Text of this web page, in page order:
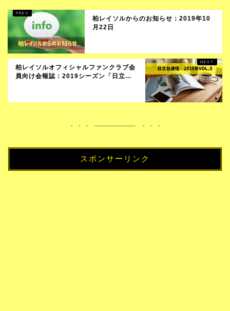
柏レイソルからのお知らせ：2019年10
月22日
柏レイソルオフィシャルファンクラブ会
員向け会報誌：2019シーズン「日立...
スポンサーリンク